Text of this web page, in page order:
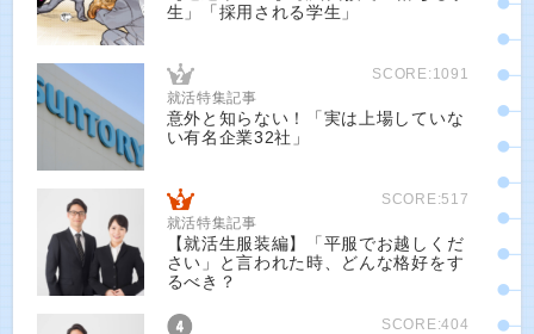
生」「採用される学生」
SCORE:1091
就活特集記事
意外と知らない！「実は上場していな
い有名企業32社」
SCORE:517
就活特集記事
【就活生服装編】「平服でお越しくだ
さい」と言われた時、どんな格好をす
るべき？
SCORE:404